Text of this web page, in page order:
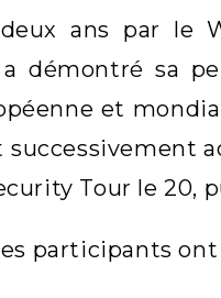
ans par le
démontré sa
et
Tour le 20,
participants